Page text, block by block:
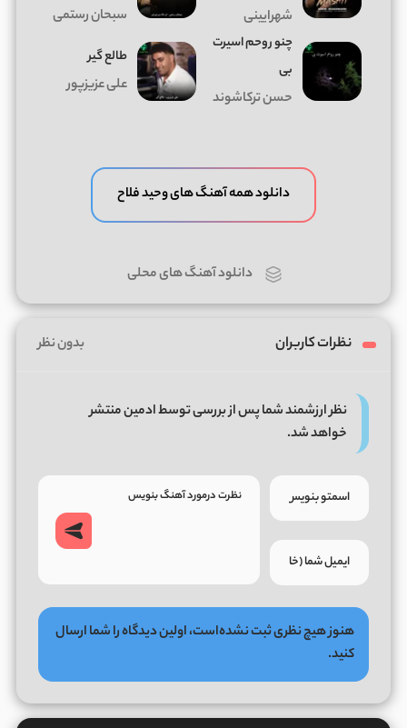
شهرایینی
سبحان رستمی
چنو روحم اسیرت
بی
حسن ترکاشوند
طالع گیر
علی عزیزپور
دانلود همه آهنگ های وحید فلاح
دانلود آهنگ های محلی
نظرات کاربران بدون نظر
نظر ارزشمند شما پس از بررسی توسط ادمین منتشر
خواهد شد.
هنوز هیچ نظری ثبت نشده‌است، اولین دیدگاه را شما ارسال
کنید.